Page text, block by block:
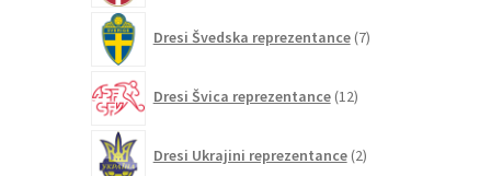
Dresi Švedska reprezentance 7izdelkov
Dresi Švica reprezentance 12izdelkov
Dresi Ukrajini reprezentance 2izdelka